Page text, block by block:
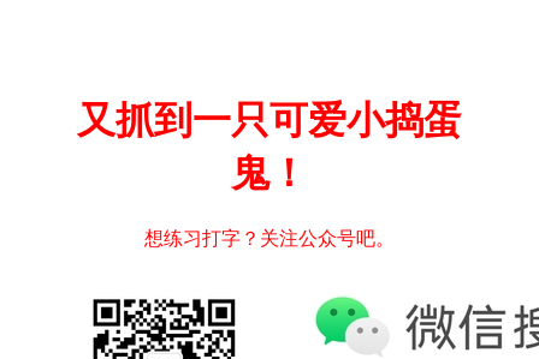
又抓到一只可爱小捣蛋
鬼！
想练习打字？关注公众号吧。